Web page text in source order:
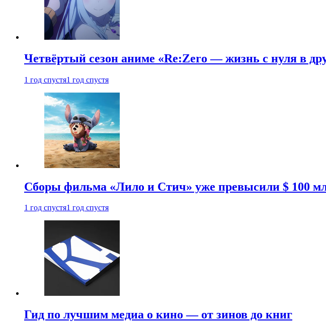
Четвёртый сезон аниме «Re:Zero — жизнь с нуля в
1 год спустя1 год спустя
Сборы фильма «Лило и Стич» уже превысили $ 100
1 год спустя1 год спустя
Гид по лучшим медиа о кино — от зинов до книг